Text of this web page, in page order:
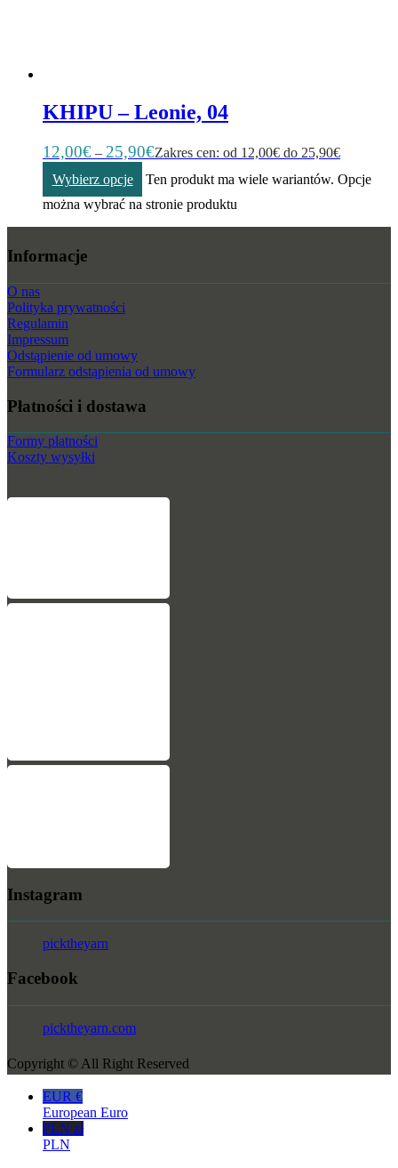
KHIPU – Leonie, 04
12,00€ – 25,90€Zakres cen: od 12,00€ do 25,90€
Wybierz opcje
Ten produkt ma wiele wariantów. Opcje
można wybrać na stronie produktu
Informacje
O nas
Polityka prywatności
Regulamin
Impressum
Odstąpienie od umowy
Formularz odstąpienia od umowy
Płatności i dostawa
Formy płatności
Koszty wysyłki
Instagram
picktheyarn
Facebook
picktheyarn.com
Copyright © All Right Reserved
EUR €
European Euro
PLN zł
PLN